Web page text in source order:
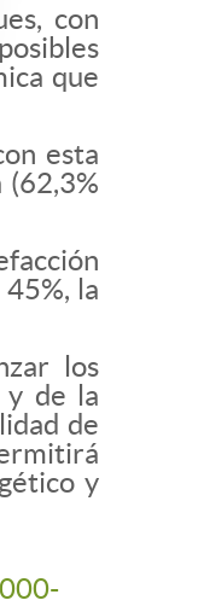
con
que
esta
la
los
y de la
de
y